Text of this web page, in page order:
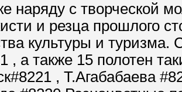
наряду с творческой
и резца прошлого
культуры и туризма.
, а также 15 полотен
, Т.Агабабаева